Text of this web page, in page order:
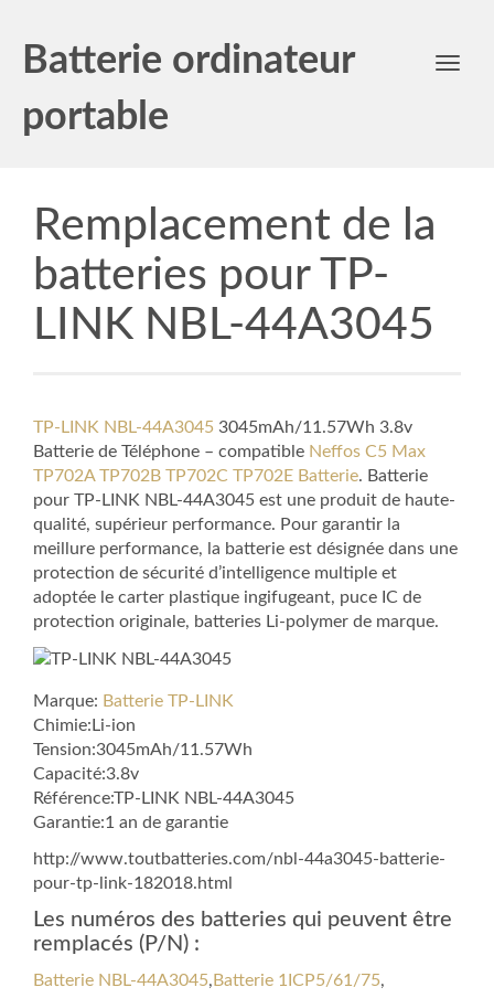
Batterie ordinateur
portable
Toggle
Remplacement de la
batteries pour TP-
LINK NBL-44A3045
TP-LINK NBL-44A3045 3045mAh/11.57Wh 3.8v
Batterie de Téléphone – compatible Neffos C5 Max
TP702A TP702B TP702C TP702E Batterie. Batterie
pour TP-LINK NBL-44A3045 est une produit de haute-
qualité, supérieur performance. Pour garantir la
meillure performance, la batterie est désignée dans une
protection de sécurité d’intelligence multiple et
adoptée le carter plastique ingifugeant, puce IC de
protection originale, batteries Li-polymer de marque.
Marque: Batterie TP-LINK
Chimie:Li-ion
Tension:3045mAh/11.57Wh
Capacité:3.8v
Référence:TP-LINK NBL-44A3045
Garantie:1 an de garantie
http://www.toutbatteries.com/nbl-44a3045-batterie-
pour-tp-link-182018.html
Les numéros des batteries qui peuvent être
remplacés (P/N) :
Batterie NBL-44A3045, Batterie 1ICP5/61/75,